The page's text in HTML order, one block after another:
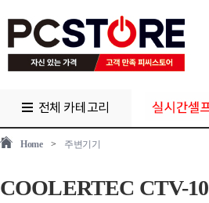
전체 카테고리
Home > 주변기기
COOLERTEC CTV-10